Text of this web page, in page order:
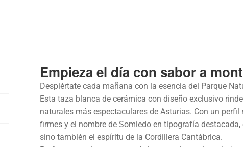
Empieza el día con sabor a
Despiértate cada mañana con la esencia del Parque
Esta taza blanca de cerámica con diseño exclusivo
naturales más espectaculares de Asturias. Con un
firmes y el nombre de Somiedo en tipografía
sino también el espíritu de la Cordillera Cantábrica.